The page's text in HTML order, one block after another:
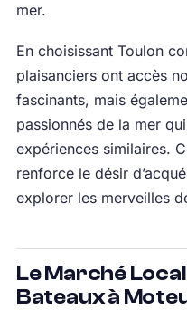
mer.
En choisissant Toulon
plaisanciers ont accès
fascinants, mais
passionnés de la mer
expériences similaires.
renforce le désir
explorer les merveilles
Le Marché
Bateaux à